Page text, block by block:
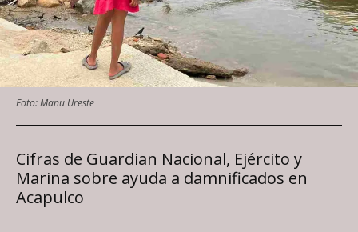
Foto: Manu Ureste
Cifras de Guardian Nacional, Ejército y
Marina sobre ayuda a damnificados en
Acapulco